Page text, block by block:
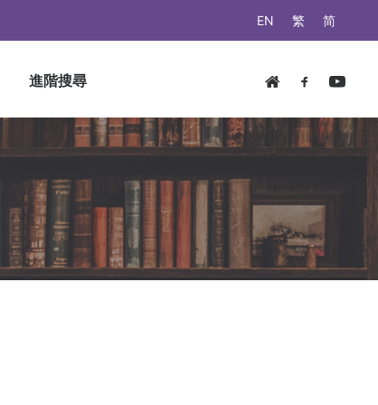
EN 繁 简
進階搜尋